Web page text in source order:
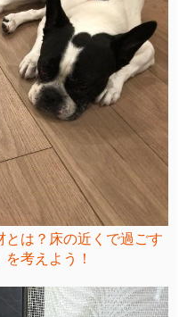
は？床の近くで過ごす
考えよう！